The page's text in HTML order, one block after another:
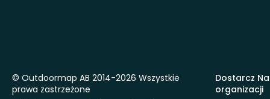
Dostarcz
organizacji
© Outdoormap AB 2014-2026 Wszystkie
prawa zastrzeżone